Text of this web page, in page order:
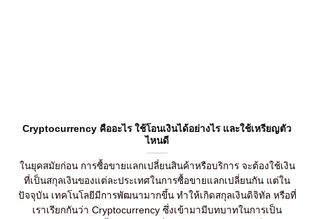
Cryptocurrency คืออะไร ใช้โอนเงินได้อย่างไร และใช้เหรียญตัว
ไหนดี
ในยุคสมัยก่อน การซื้อขายแลกเปลี่ยนสินค้าหรือบริการ จะต้องใช้เงิน
ที่เป็นสกุลเงินของแต่ละประเทศในการซื้อขายแลกเปลี่ยนกัน แต่ใน
ปัจจุบัน เทคโนโลยีมีการพัฒนามากขึ้น ทำให้เกิดสกุลเงินดิจิทัล หรือที่
เราเรียกกันว่า Cryptocurrency ซึ่งเข้ามามีบทบาทในการเป็น